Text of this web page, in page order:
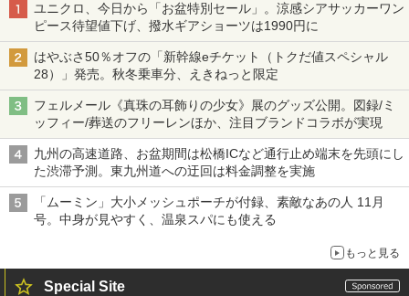
ユニクロ、今日から「お盆特別セール」。涼感シアサッカーワン
ピース待望値下げ、撥水ギアショーツは1990円に
はやぶさ50％オフの「新幹線eチケット（トクだ値スペシャル
28）」発売。秋冬乗車分、えきねっと限定
フェルメール《真珠の耳飾りの少女》展のグッズ公開。図録/ミ
ッフィー/葬送のフリーレンほか、注目ブランドコラボが実現
九州の高速道路、お盆期間は松橋ICなど通行止め端末を先頭にし
た渋滞予測。東九州道への迂回は料金調整を実施
「ムーミン」大小メッシュポーチが付録、素敵なあの人 11月
号。中身が見やすく、温泉スパにも使える
もっと見る
Special Site